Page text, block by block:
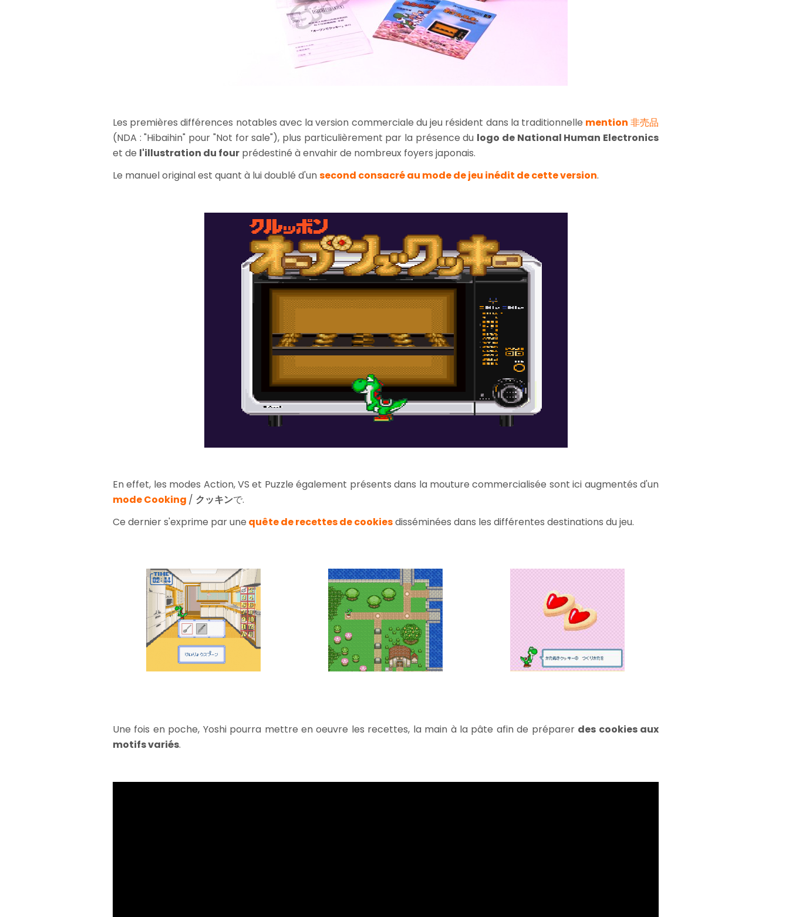
Les premières différences notables avec la version commerciale du jeu résident dans la traditionnelle mention 非売品
(NDA : "Hibaihin" pour "Not for sale"), plus particulièrement par la présence du logo de National Human Electronics
et de l'illustration du four prédestiné à envahir de nombreux foyers japonais.
Le manuel original est quant à lui doublé d'unsecond consacré au mode de jeu inédit de cette version.
En effet, les modes Action, VS et Puzzle également présents dans la mouture commercialisée sont ici augmentés d'un
mode Cooking / クッキンで.
Ce dernier s'exprime par une quête de recettes de cookiesdisséminées dans les différentes destinations du jeu.
Une fois en poche, Yoshi pourra mettre en oeuvre les recettes, la main à la pâte afin de préparer des cookies aux
motifs variés.